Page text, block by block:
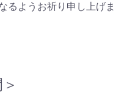
るようお祈り申し上げま